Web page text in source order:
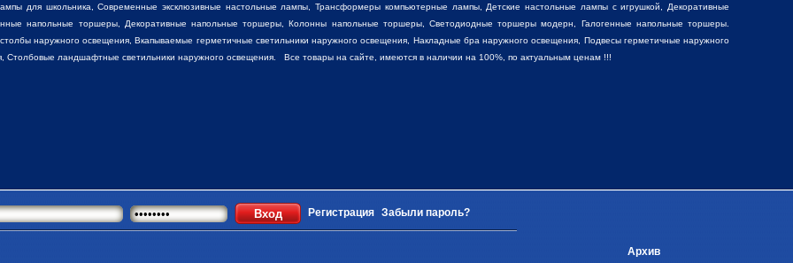
для школьника, Современные эксклюзивные настольные лампы, Трансформеры компьютерные лампы, Детские настольные лампы с игрушкой, Декоративные
напольные торшеры, Декоративные напольные торшеры, Колонны напольные торшеры, Светодиодные торшеры модерн, Галогенные напольные торшеры.
наружного освещения, Вкапываемые герметичные светильники наружного освещения, Накладные бра наружного освещения, Подвесы герметичные наружного
Столбовые ландшафтные светильники наружного освещения. Все товары на сайте, имеются в наличии на 100%, по актуальным ценам !!!
Архив
Регистрация Забыли пароль?